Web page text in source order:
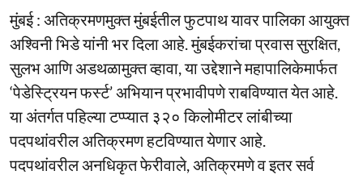
मुंबई : अतिक्रमणमुक्त मुंबईतील फुटपाथ यावर पालिका आयुक्त
अश्विनी भिडे यांनी भर दिला आहे. मुंबईकरांचा प्रवास सुरक्षित,
सुलभ आणि अडथळामुक्त व्हावा, या उद्देशाने महापालिकेमार्फत
‘पेडेस्ट्रियन फर्स्ट’ अभियान प्रभावीपणे राबविण्यात येत आहे.
या अंतर्गत पहिल्या टप्प्यात ३२० किलोमीटर लांबीच्या
पदपथांवरील अतिक्रमण हटविण्यात येणार आहे.
पदपथांवरील अनधिकृत फेरीवाले, अतिक्रमणे व इतर सर्व